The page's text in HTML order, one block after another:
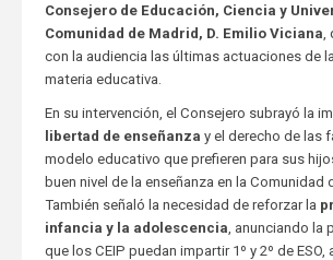
Consejero de Educación, Ciencia y
Comunidad de Madrid, D. Emilio Viciana
con la audiencia las últimas actuaciones de
materia educativa.
En su intervención, el Consejero subrayó la
libertad de enseñanza y el derecho de las
modelo educativo que prefieren para sus
buen nivel de la enseñanza en la Comunidad
También señaló la necesidad de reforzar la
infancia y la adolescencia , anunciando
que los CEIP puedan impartir 1º y 2º de